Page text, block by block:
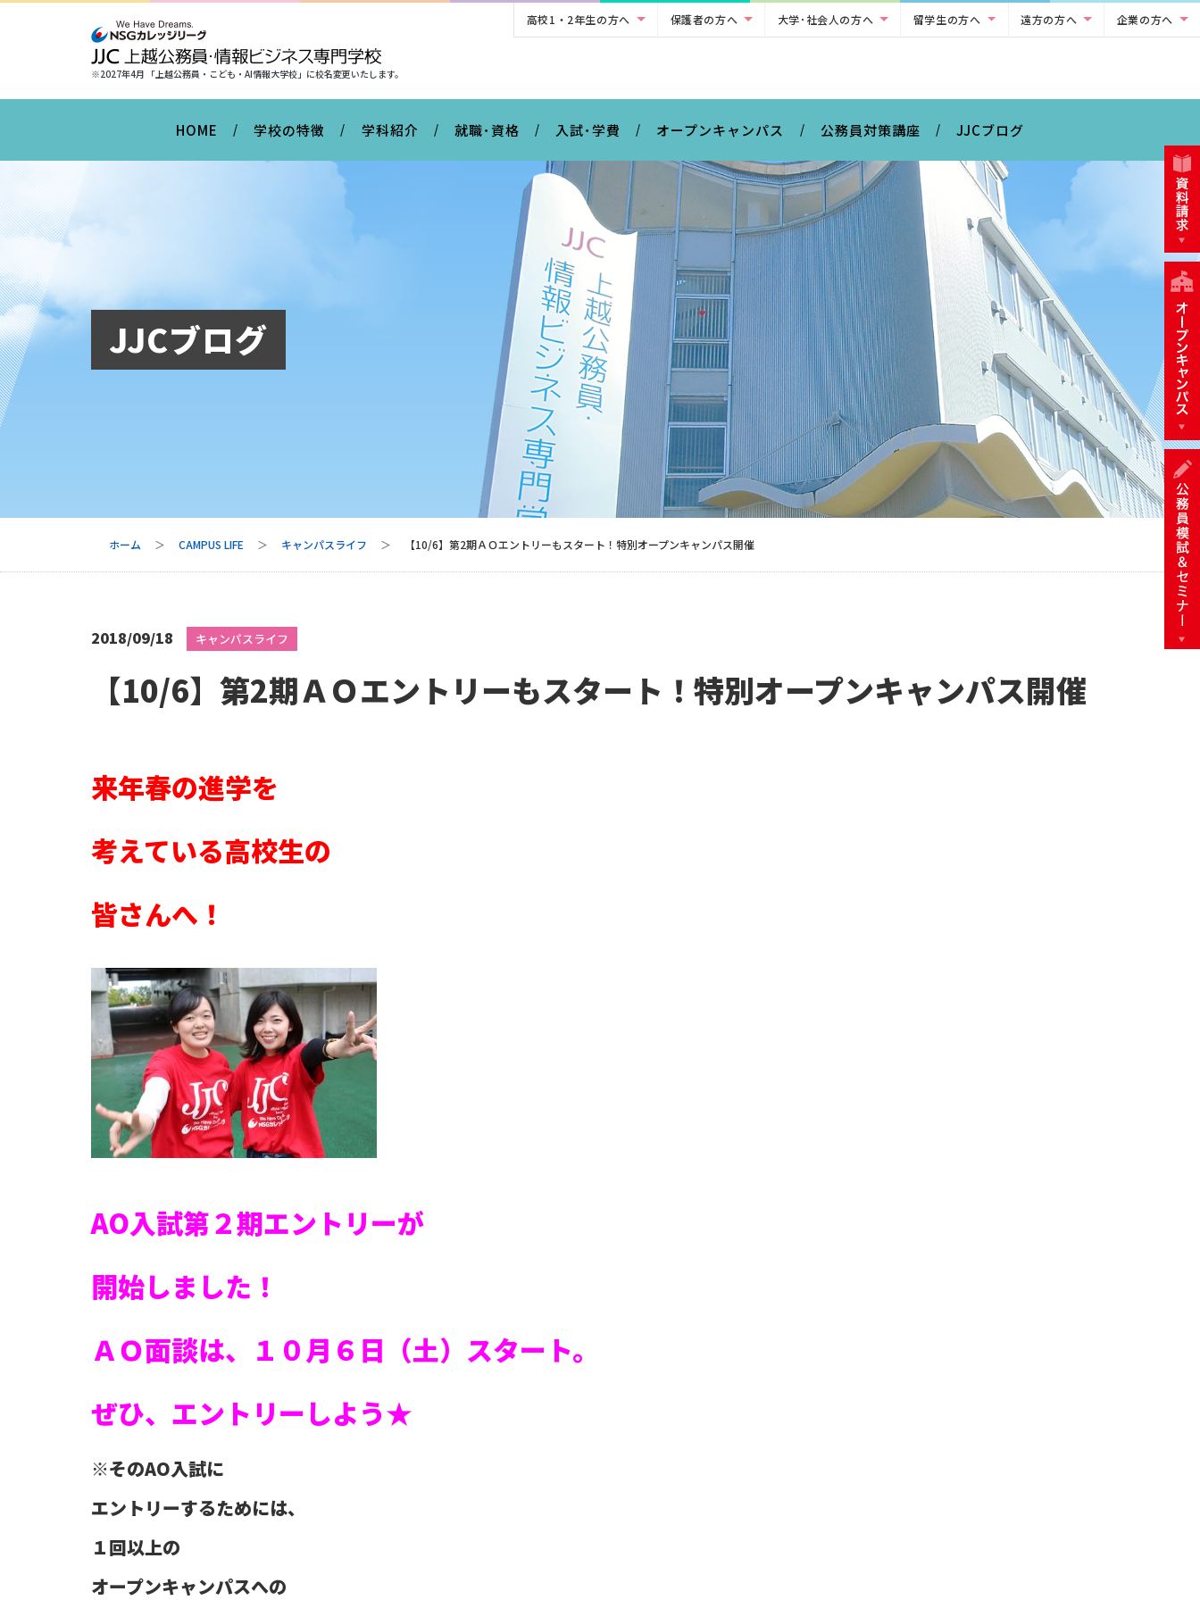
高校1・2年生の方へ 保護者の方へ 大学･社会人の方へ 留学生の方へ 遠方の方へ 企業の方へ
※2027年4月 「上越公務員・こども・AI情報大学校」に校名変更いたします。
HOME 学校の特徴 学科紹介 就職･資格 入試･学費 オープンキャンパス 公務員対策講座 JJCブログ
JJCブログ
ホーム CAMPUS LIFE キャンパスライフ 【10/6】第2期ＡＯエントリーもスタート！特別オープンキャンパス開催
2018/09/18 キャンパスライフ
【10/6】第2期ＡＯエントリーもスタート！特別オープンキャンパス開催
来年春の進学を
考えている高校生の
皆さんへ！
AO入試第２期エントリーが
開始しました！
ＡＯ面談は、１０月６日（土）スタート。
ぜひ、エントリーしよう★
※そのAO入試に
エントリーするためには、
１回以上の
オープンキャンパスへの